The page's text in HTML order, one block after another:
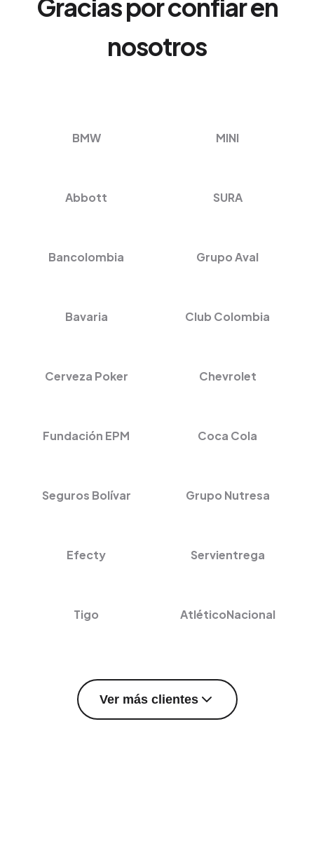
Gracias por confiar en
nosotros
BMW MINI
Abbott SURA
Bancolombia Grupo Aval
Bavaria Club Colombia
Cerveza Poker Chevrolet
Fundación EPM Coca Cola
Seguros Bolívar Grupo Nutresa
Efecty Servientrega
Tigo AtléticoNacional
Ver más clientes